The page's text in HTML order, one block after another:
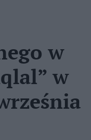
w
w